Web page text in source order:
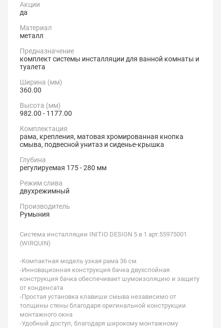
Акции
да
Материал
металл
Предназначение
комплект системы инсталляции для ванной комнаты и
туалета
Ширина (мм)
360.00
Высота (мм)
982.00 - 1177.00
Комплектация
рама, крепления, матовая хромированная кнопка
смыва, подвесной унитаз и сиденье-крышка
Глубина
регулируемая 175 - 280 мм
Режим слива
двухрежимный
Производитель
Румыния
Система инсталляции INITIO DESIGN 5 в 1 арт.55975001
(WIRQUIN)
-Компактная модель узкая рама 36 см
-Инновационная конструкция бачка двухслойная
конструкция бачка обеспечивает шумоизоляцию и защиту
от конденсата
-Простая установка клавиши смыва независимо от
толщины стены благодаря оригинальной конструкции
монтажного окна
-Удобный доступ, благодаря широкому монтажному